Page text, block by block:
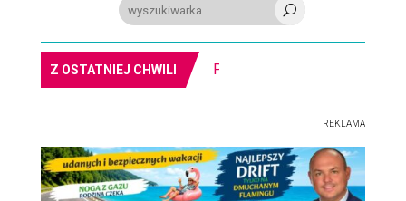
U
Z OSTATNIEJ CHWILI
REKLAMA